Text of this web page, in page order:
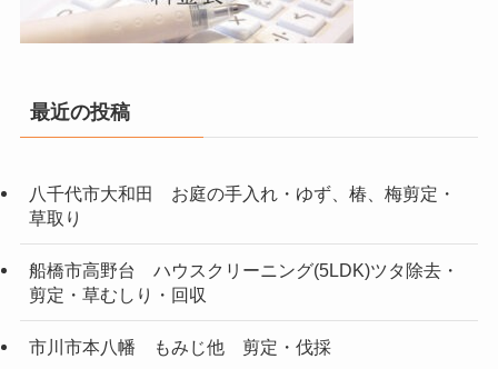
最近の投稿
八千代市大和田 お庭の手入れ・ゆず、椿、梅剪定・
草取り
船橋市高野台 ハウスクリーニング(5LDK)ツタ除去・
剪定・草むしり・回収
市川市本八幡 もみじ他 剪定・伐採